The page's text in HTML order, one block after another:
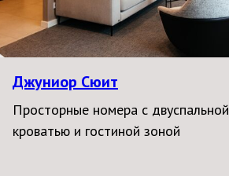
Джуниор Сюит
Просторные номера с двуспальной
кроватью и гостиной зоной